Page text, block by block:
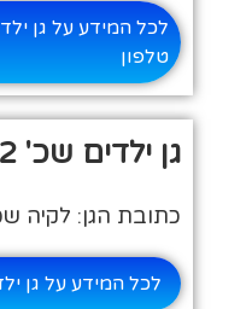
לכל המידע על גן
טלפון
גן ילדים שכ' 12 בלקיה טלפון
כתובת הגן: לקיה שכ
לכל המידע על גן ילדים שכ' 12